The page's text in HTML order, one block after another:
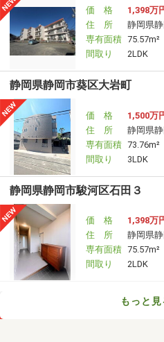
価 格
1,398万
住 所
静岡県
専有面積 75.57m²
間取り
2LDK
静岡県静岡市葵区大岩町
価 格
1,500万
住 所
静岡県
専有面積 73.76m²
間取り
3LDK
静岡県静岡市駿河区石田３
価 格
1,398万
住 所
静岡県
専有面積 75.57m²
間取り
2LDK
静岡県静岡市駿河区池田もっと見